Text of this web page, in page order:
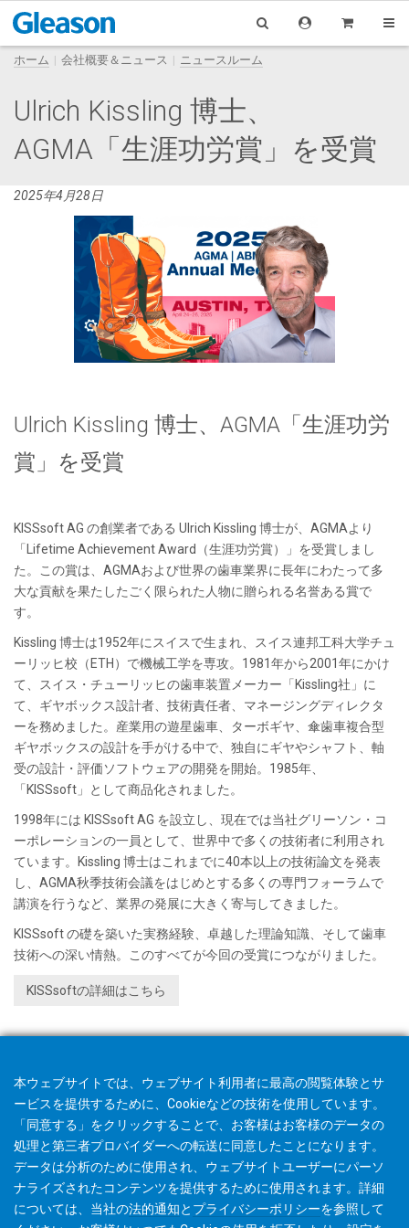
ホーム 会社概要＆ニュース ニュースルーム
Ulrich Kissling 博士、
AGMA「生涯功労賞」を受賞
2025年4月28日
Ulrich Kissling 博士、AGMA「生涯功労
賞」を受賞
KISSsoft AG の創業者である Ulrich Kissling 博士が、AGMAより
「Lifetime Achievement Award（生涯功労賞）」を受賞しまし
た。この賞は、AGMAおよび世界の歯車業界に長年にわたって多
大な貢献を果たしたごく限られた人物に贈られる名誉ある賞で
す。
Kissling 博士は1952年にスイスで生まれ、スイス連邦工科大学チュ
ーリッヒ校（ETH）で機械工学を専攻。1981年から2001年にかけ
て、スイス・チューリッヒの歯車装置メーカー「Kissling社」に
て、ギヤボックス設計者、技術責任者、マネージングディレクタ
ーを務めました。産業用の遊星歯車、ターボギヤ、傘歯車複合型
ギヤボックスの設計を手がける中で、独自にギヤやシャフト、軸
受の設計・評価ソフトウェアの開発を開始。1985年、
「KISSsoft」として商品化されました。
1998年には KISSsoft AG を設立し、現在では当社グリーソン・コ
ーポレーションの一員として、世界中で多くの技術者に利用され
ています。Kissling 博士はこれまでに40本以上の技術論文を発表
し、AGMA秋季技術会議をはじめとする多くの専門フォーラムで
講演を行うなど、業界の発展に大きく寄与してきました。
KISSsoft の礎を築いた実務経験、卓越した理論知識、そして歯車
技術への深い情熱。このすべてが今回の受賞につながりました。
KISSsoftの詳細はこちら
本ウェブサイトでは、ウェブサイト利用者に最高の閲覧体験とサ
ービスを提供するために、Cookieなどの技術を使用しています。
「同意する」をクリックすることで、お客様はお客様のデータの
処理と第三者プロバイダーへの転送に同意したことになります。
データは分析のために使用され、ウェブサイトユーザーにパーソ
ナライズされたコンテンツを提供するために使用されます。詳細
については、当社の法的通知と プライバシーポリシーを参照して